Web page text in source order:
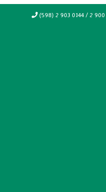
(598) 2 903 0144 / 2 900